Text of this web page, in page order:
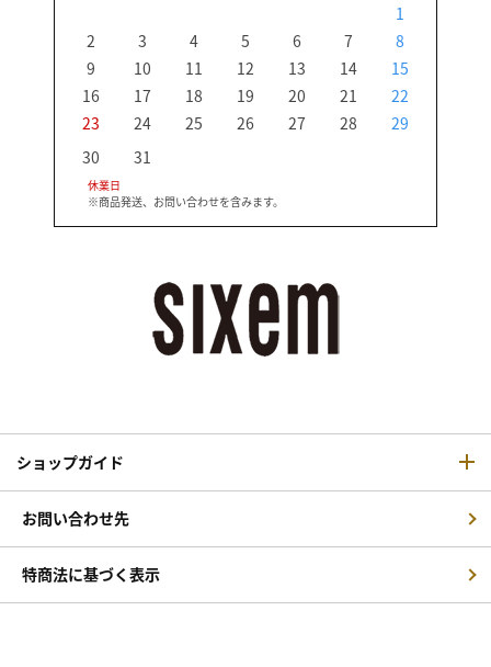
1
2
3 4 5 6 7
8
9
10 11 12 13 14
15
16
17 18 19 20 21
22
23
24 25 26 27 28
29
30
31
休業日
※商品発送、お問い合わせを含みます。
ショップガイド
お問い合わせ先
特商法に基づく表示